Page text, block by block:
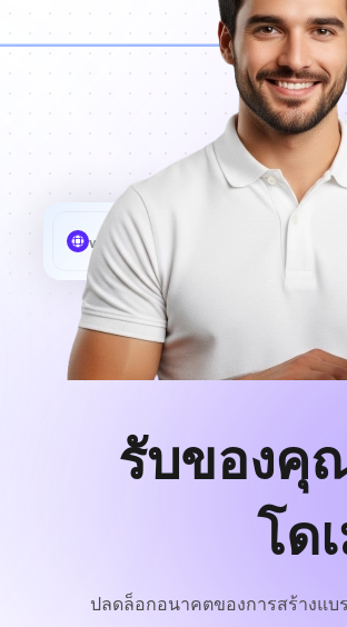
www MyCafe
รับของคุ
โด
ปลดล็อกอนาคตของการสร้างแบ